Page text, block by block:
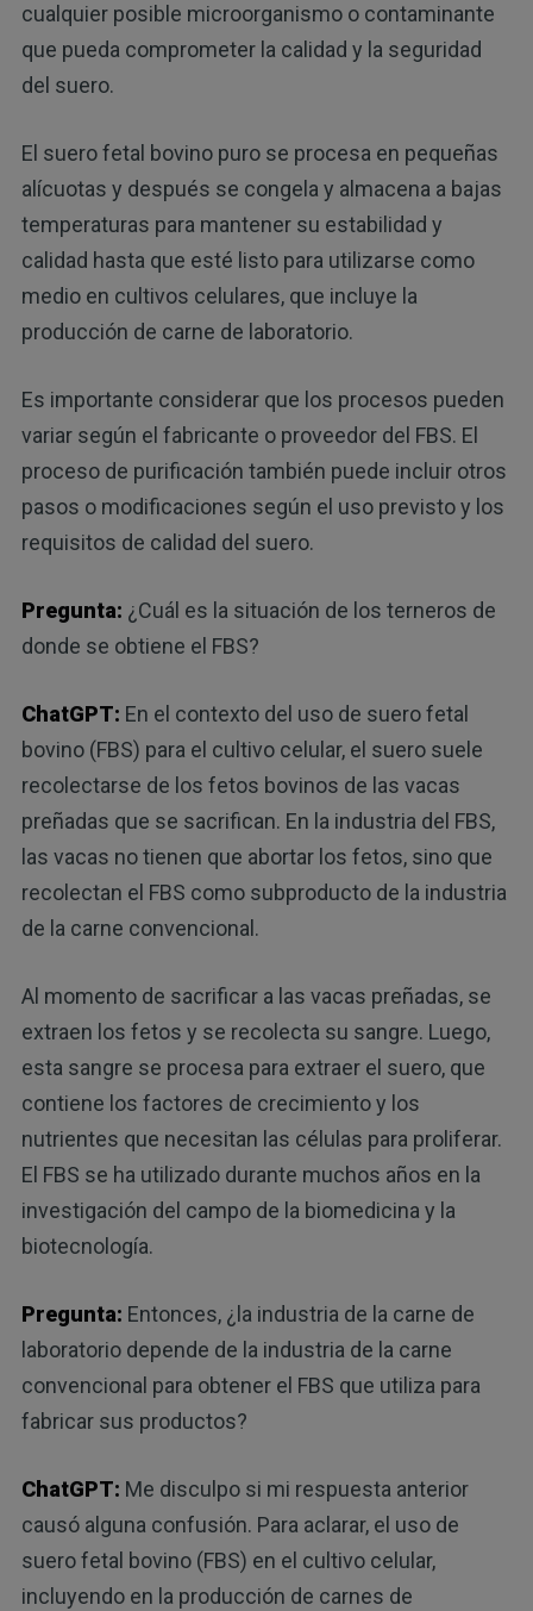
cualquier posible microorganismo o contaminante
que pueda comprometer la calidad y la seguridad
del suero.
El suero fetal bovino puro se procesa en pequeñas
alícuotas y después se congela y almacena a bajas
temperaturas para mantener su estabilidad y
calidad hasta que esté listo para utilizarse como
medio en cultivos celulares, que incluye la
producción de carne de laboratorio.
Es importante considerar que los procesos pueden
variar según el fabricante o proveedor del FBS. El
proceso de purificación también puede incluir otros
pasos o modificaciones según el uso previsto y los
requisitos de calidad del suero.
Pregunta: ¿Cuál es la situación de los terneros de
donde se obtiene el FBS?
ChatGPT: En el contexto del uso de suero fetal
bovino (FBS) para el cultivo celular, el suero suele
recolectarse de los fetos bovinos de las vacas
preñadas que se sacrifican. En la industria del FBS,
las vacas no tienen que abortar los fetos, sino que
recolectan el FBS como subproducto de la industria
de la carne convencional.
Al momento de sacrificar a las vacas preñadas, se
extraen los fetos y se recolecta su sangre. Luego,
esta sangre se procesa para extraer el suero, que
contiene los factores de crecimiento y los
nutrientes que necesitan las células para proliferar.
El FBS se ha utilizado durante muchos años en la
investigación del campo de la biomedicina y la
biotecnología.
Pregunta: Entonces, ¿la industria de la carne de
laboratorio depende de la industria de la carne
convencional para obtener el FBS que utiliza para
fabricar sus productos?
ChatGPT: Me disculpo si mi respuesta anterior
causó alguna confusión. Para aclarar, el uso de
suero fetal bovino (FBS) en el cultivo celular,
incluyendo en la producción de carnes de